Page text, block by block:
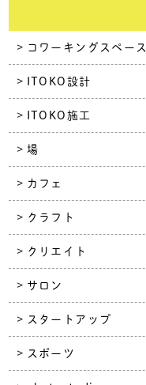
コワーキングスペース
ITOKO設計
ITOKO施工
場
カフェ
クラフト
クリエイト
サロン
スタートアップ
スポーツ